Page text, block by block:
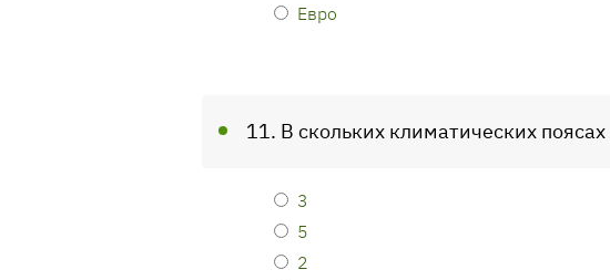
Евро
11. В скольких климатических
3
5
2